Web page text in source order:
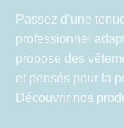
Passez d’une
professionnel
propose des
et pensés pour la
Découvrir nos